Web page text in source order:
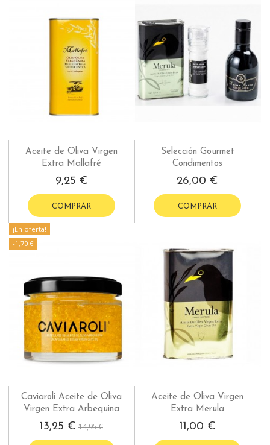
Aceite de Oliva Virgen
Extra Mallafré
9,25 €
COMPRAR
Selección Gourmet
Condimentos
26,00 €
COMPRAR
¡En oferta!
-1,70 €
Caviaroli Aceite de Oliva
Virgen Extra Arbequina
13,25 € 14,95 €
Aceite de Oliva Virgen
Extra Merula
11,00 €